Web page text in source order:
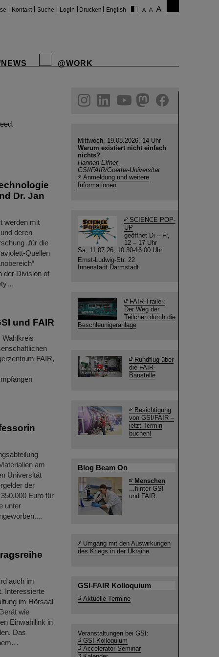
Kontakt Suche Login Drucken English
@WORK
Dr. Jan
werden mit
deren
„für die
Quellen
der Division of
und FAIR
FAIR,
am
Universität
der
Euro für
unter
auch im
Interessierte
im Hörsaal
wie
Einwahllink in
Das
helmholtz.social
facebook
Mittwoch, 19.08.2026, 14 Uhr
Warum existiert nicht einfach
nichts?
Hannah Elfner,
GSI/FAIR/Goethe-Universität
Anmeldung und weitere
Informationen
SCIENCE POP-
UP
geöffnet Di – Fr,
12 – 17 Uhr
Sa, 11.07.26, 10:30-16:00 Uhr
Ernst-Ludwig-Str. 22
Innenstadt Darmstadt
FAIR-Trailer:
Der Weg der
Teilchen durch die
Beschleunigeranlage
Rundflug über
die FAIR-
Baustelle
Besichtigung
von GSI/FAIR –
jetzt Termin
buchen!
Blog Beam On
Menschen
...hinter GSI
und FAIR.
Umgang mit den Auswirkungen
des Kriegs in der Ukraine
GSI-FAIR Kolloquium
Aktuelle Termine
Veranstaltungen bei GSI:
GSI-Kolloquium
Accelerator Seminar